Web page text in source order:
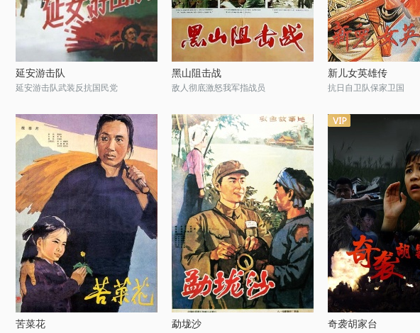
延安游击队
延安游击队武装反抗国民党
黑山阻击战
敌人彻底激怒我军指战员
新儿女英雄传
抗日自卫队保家卫国
苦菜花 勐垅沙 奇袭胡家台